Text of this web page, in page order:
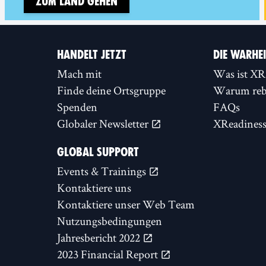
HANDELT JETZT
Mach mit
Finde deine Ortsgruppe
Spenden
Globaler Newsletter
DIE
Was ist
Warum
FAQs
XReadiness
GLOBAL SUPPORT
Events & Trainings
Kontaktiere uns
Kontaktiere unser Web Team
Nutzungsbedingungen
Jahresbericht 2022
2023 Financial Report